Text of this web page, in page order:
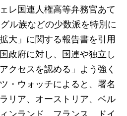
レ国連人権高等弁務官あて
ル族などの少数派を特別に
大」に関する報告書を引用
政府に対し、国連や独立し
クセスを認める」よう強く
・ウォッチによると、署名
リア、オーストリア、ベル
ンランド、フランス、ドイ